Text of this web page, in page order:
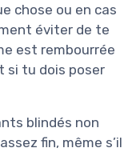
chose ou en cas
éviter de te
est rembourrée
si tu dois poser
blindés non
fin, même s’il